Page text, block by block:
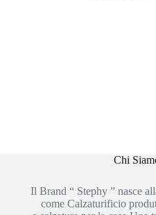
Chi
Il Brand “ Stephy ” nasce
come Calzaturificio